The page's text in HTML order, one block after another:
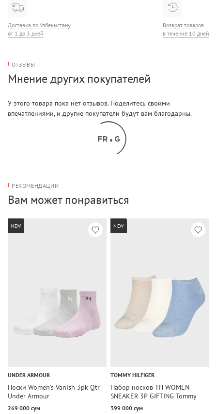
Доставка по Узбекистану
от 1 до 3 дней
Возврат товаров
в течение 10 дней
ОТЗЫВЫ
Мнение других покупателей
У этого товара пока нет отзывов. Поделитесь своими
впечатлениями, и другие покупатели будут вам благодарны.
РЕКОМЕНДАЦИИ
Вам может понравиться
NEW
UNDER ARMOUR
Носки Women's Vanish 3pk Qtr
Under Armour
269 000 сум
NEW
TOMMY HILFIGER
Набор носков TH WOMEN
SNEAKER 3P GIFTING Tommy
Hilfiger
399 000 сум